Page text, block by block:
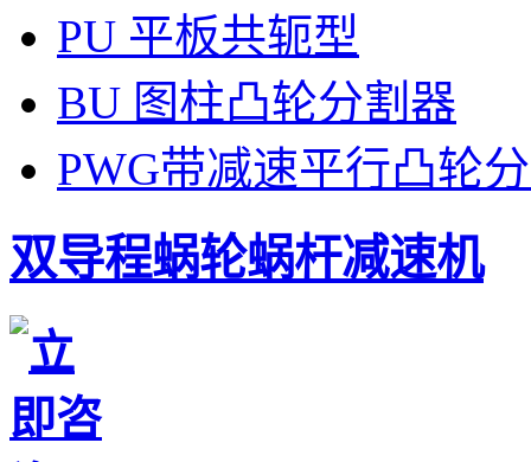
PU 平板共轭型
BU 图柱凸轮分割器
PWG带减速平行凸轮
双导程蜗轮蜗杆减速机